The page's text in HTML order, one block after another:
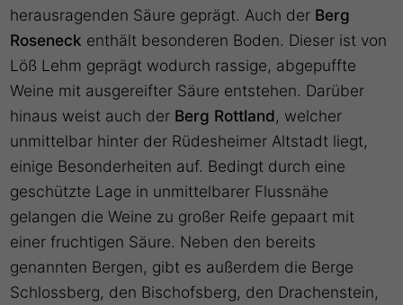
herausragenden Säure geprägt. Auch der Berg
Roseneck enthält besonderen Boden. Dieser ist von
Löß Lehm geprägt wodurch rassige, abgepuffte
Weine mit ausgereifter Säure entstehen. Darüber
hinaus weist auch der Berg Rottland, welcher
unmittelbar hinter der Rüdesheimer Altstadt liegt,
einige Besonderheiten auf. Bedingt durch eine
geschützte Lage in unmittelbarer Flussnähe
gelangen die Weine zu großer Reife gepaart mit
einer fruchtigen Säure. Neben den bereits
genannten Bergen, gibt es außerdem die Berge
Schlossberg, den Bischofsberg, den Drachenstein,